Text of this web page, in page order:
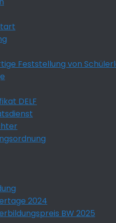
Feststellung von
DELF
2024
BW 2025